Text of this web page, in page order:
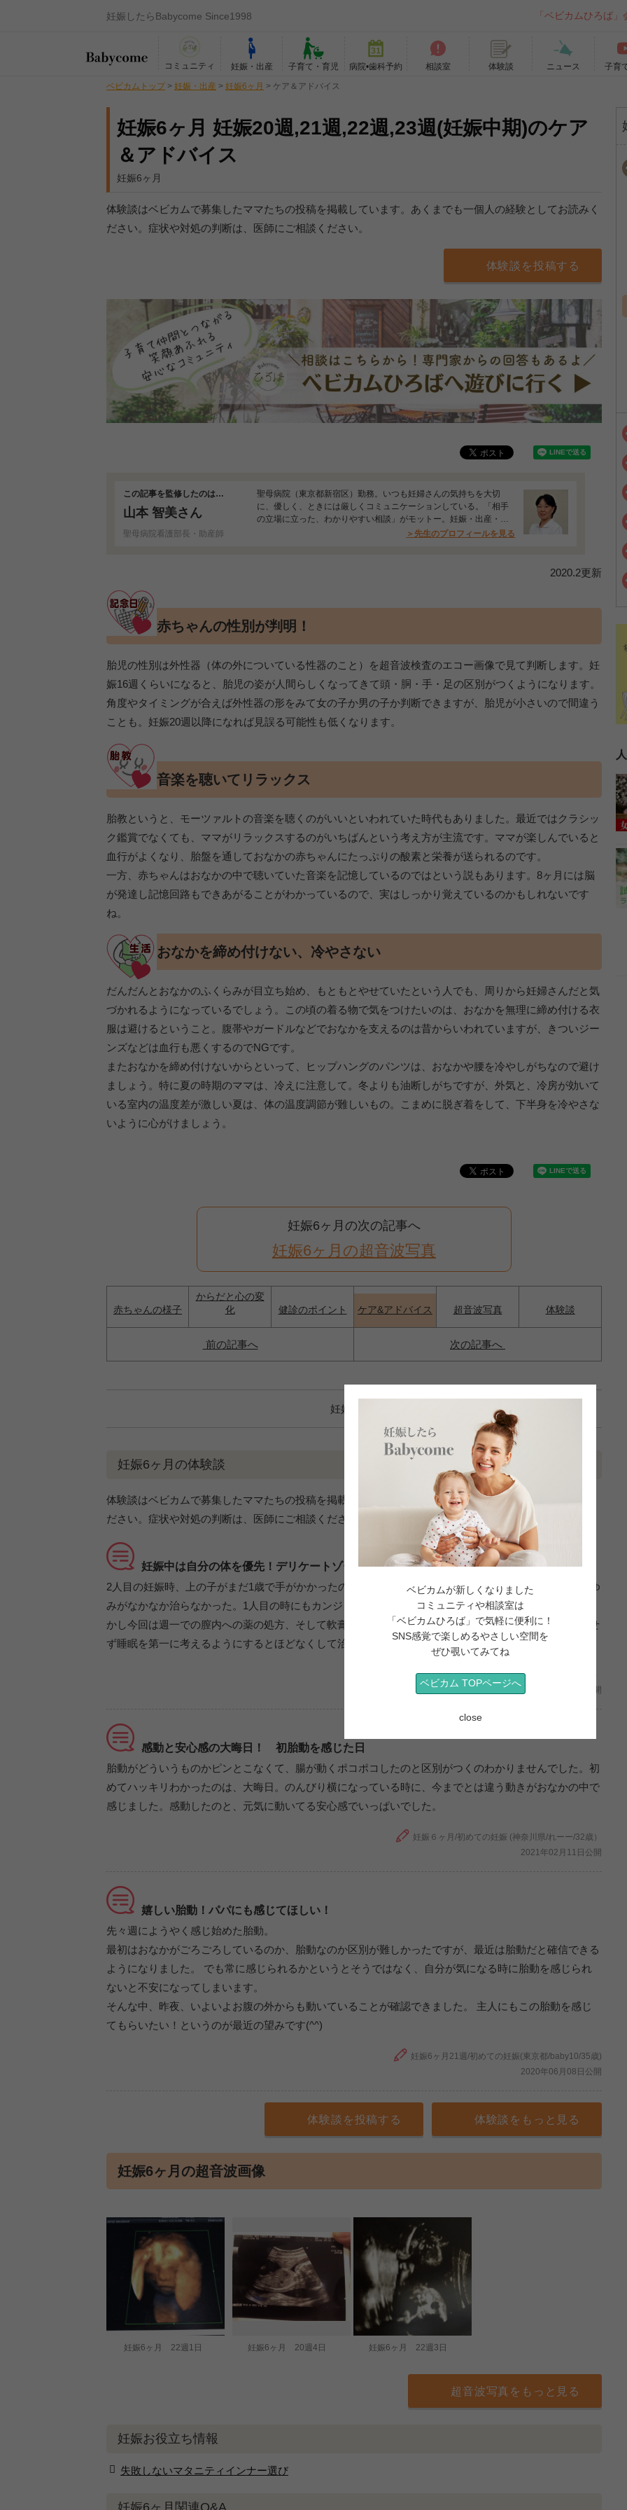
妊娠したらBabycome Since1998 「ベビカムひろば」
コミュニティ 妊娠・出産 子育て・育児 病院•歯科予約 相談室 体験談 ニュース
子育
ベビカムトップ > 妊娠・出産 > 妊娠6ヶ月 > ケア＆アドバイス
妊娠6ヶ月 妊娠20週,21週,22週,23週(妊娠中期)のケア
＆アドバイス
妊娠6ヶ月
体験談はベビカムで募集したママたちの投稿を掲載しています。あくまでも一個人の経験としてお読みく
ださい。症状や対処の判断は、医師にご相談ください。
体験談を投稿する
この記事を監修したのは…
山本 智美さん
聖母病院看護部長・助産師
聖母病院（東京都新宿区）勤務。いつも妊婦さんの気持ちを大切
に、優しく、ときには厳しくコミュニケーションしている。「相手
の立場に立った、わかりやすい相談」がモットー。妊娠・出産・育
＞先生のプロフィールを見る
2020.2更新
赤ちゃんの性別が判明！
胎児の性別は外性器（体の外についている性器のこと）を超音波検査のエコー画像で見て判断します。妊
娠16週くらいになると、胎児の姿が人間らしくなってきて頭・胴・手・足の区別がつくようになります。
角度やタイミングが合えば外性器の形をみて女の子か男の子か判断できますが、胎児が小さいので間違う
ことも。妊娠20週以降になれば見誤る可能性も低くなります。
音楽を聴いてリラックス
胎教というと、モーツァルトの音楽を聴くのがいいといわれていた時代もありました。最近ではクラシッ
ク鑑賞でなくても、ママがリラックスするのがいちばんという考え方が主流です。ママが楽しんでいると
血行がよくなり、胎盤を通しておなかの赤ちゃんにたっぷりの酸素と栄養が送られるのです。
一方、赤ちゃんはおなかの中で聴いていた音楽を記憶しているのではという説もあります。8ヶ月には脳
が発達し記憶回路もできあがることがわかっているので、実はしっかり覚えているのかもしれないです
ね。
おなかを締め付けない、冷やさない
だんだんとおなかのふくらみが目立ち始め、もともとやせていたという人でも、周りから妊婦さんだと気
づかれるようになっているでしょう。この頃の着る物で気をつけたいのは、おなかを無理に締め付ける衣
服は避けるということ。腹帯やガードルなどでおなかを支えるのは昔からいわれていますが、きついジー
ンズなどは血行も悪くするのでNGです。
またおなかを締め付けないからといって、ヒップハングのパンツは、おなかや腰を冷やしがちなので避け
ましょう。特に夏の時期のママは、冷えに注意して。冬よりも油断しがちですが、外気と、冷房が効いて
いる室内の温度差が激しい夏は、体の温度調節が難しいもの。こまめに脱ぎ着をして、下半身を冷やさな
いように心がけましょう。
妊娠6ヶ月の次の記事へ
妊娠6ヶ月の超音波写真
赤ちゃんの様子
からだと心の変
化
健診のポイント ケア&アドバイス 超音波写真 体験談
前の記事へ 次の記事へ
妊娠6ヶ月
妊娠6ヶ月の体験談
体験談はベビカムで募集したママたちの投稿を掲載しています。あくまでも一個人の経験としてお読みく
ださい。症状や対処の判断は、医師にご相談ください。
妊娠中は自分の体を優先！デリケートゾーンのかゆみが治った。
2人目の妊娠時、上の子がまだ1歳で手がかかったのでゆっくりする時間がなく、デリケートゾーンのかゆ
みがなかなか治らなかった。1人目の時にもカンジダ診断されたが、その時は一度の薬の処方で完治。し
かし今回は週一での膣内への薬の処方、そして軟膏などの薬も使用したが治らず。結局、家事を完璧にせ
ず睡眠を第一に考えるようにするとほどなくして治った。妊娠期は自分の休息を優先した方が良い。
妊娠6ヶ月/2人目の妊娠 (沖縄県/ふたりまま/29歳）
2021年06月11日公開
感動と安心感の大晦日！ 初胎動を感じた日
胎動がどういうものかピンとこなくて、腸が動くポコポコしたのと区別がつくのわかりませんでした。初
めてハッキリわかったのは、大晦日。のんびり横になっている時に、今までとは違う動きがおなかの中で
感じました。感動したのと、元気に動いてる安心感でいっぱいでした。
妊娠６ヶ月/初めての妊娠 (神奈川県/れーー/32歳）
2021年02月11日公開
嬉しい胎動！パパにも感じてほしい！
先々週にようやく感じ始めた胎動。
最初はおなかがごろごろしているのか、胎動なのか区別が難しかったですが、最近は胎動だと確信できる
ようになりました。 でも常に感じられるかというとそうではなく、自分が気になる時に胎動を感じられ
ないと不安になってしまいます。
そんな中、昨夜、いよいよお腹の外からも動いていることが確認できました。 主人にもこの胎動を感じ
てもらいたい！というのが最近の望みです(^^)
妊娠6ヶ月21週/初めての妊娠(東京都/baby10/35歳)
2020年06月08日公開
体験談を投稿する 体験談をもっと見る
妊娠6ヶ月の超音波画像
妊娠6ヶ月 22週1日 妊娠6ヶ月 20週4日 妊娠6ヶ月 22週3日
超音波写真をもっと見る
妊娠お役立ち情報
失敗しないマタニティインナー選び
妊娠6ヶ月関連Q&A
ベビカムが新しくなりました
コミュニティや相談室は
「ベビカムひろば」で気軽に便利に！
SNS感覚で楽しめるやさしい空間を
ぜひ覗いてみてね
ベビカム TOPページへ
close